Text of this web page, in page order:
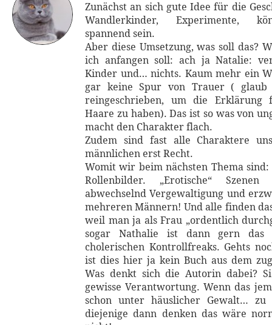
Zunächst an sich gute Idee für die
Wandlerkinder, Experimente,
spannend sein.
Aber diese Umsetzung, was soll das?
ich anfangen soll: ach ja Natalie:
Kinder und… nichts. Kaum mehr ein
gar keine Spur von Trauer (
reingeschrieben, um die
Haare zu haben). Das ist so was von
macht den Charakter flach.
Zudem sind fast alle Charaktere
männlichen erst Recht.
Womit wir beim nächsten Thema
Rollenbilder. „Erotische“
abwechselnd Vergewaltigung und
mehreren Männern! Und alle finden
weil man ja als Frau „ordentlich
sogar Nathalie ist dann gern das
cholerischen Kontrollfreaks. Gehts
ist dies hier ja kein Buch aus dem
Was denkt sich die Autorin dabei?
gewisse Verantwortung. Wenn das
schon unter häuslicher Gewalt…
diejenige dann denken das wäre